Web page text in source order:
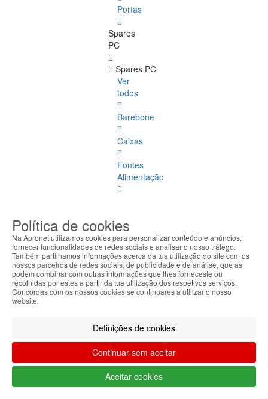
Portas
Spares
PC
Spares PC
Ver
todos
Barebone
Caixas
Fontes
Alimentação
Coolers
Motherboards
Spares
Portátil
Ver
todos
Placa
3G
Política de cookies
Na Apronet utilizamos cookies para personalizar conteúdo e anúncios,
fornecer funcionalidades de redes sociais e analisar o nosso tráfego.
Também partilhamos informações acerca da tua utilização do site com os
nossos parceiros de redes sociais, de publicidade e de análise, que as
podem combinar com outras informações que lhes forneceste ou
recolhidas por estes a partir da tua utilização dos respetivos serviços.
Concordas com os nossos cookies se continuares a utilizar o nosso
website.
Definições de cookies
Continuar sem aceitar
Aceitar cookies